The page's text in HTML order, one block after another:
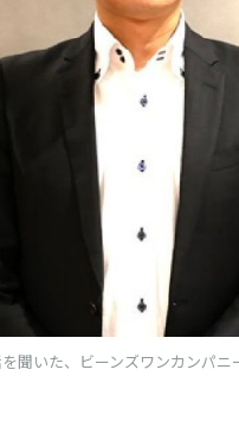
聞いた、ビーンズワンカンパ